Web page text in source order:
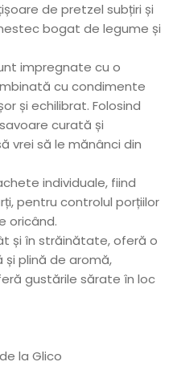
de pretzel subțiri și
bogat de legume și
impregnate cu o
cu condimente
și echilibrat. Folosind
curată și
vrei să le mănânci din
individuale, fiind
pentru controlul porțiilor
oricând.
și în străinătate, oferă o
plină de aromă,
gustările sărate în loc
la Glico